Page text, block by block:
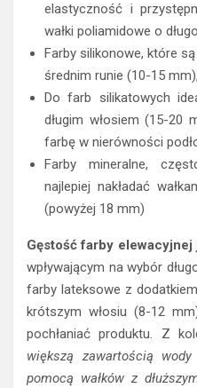
elastyczność i
wałki poliamidowe o
Farby silikonowe, które
średnim runie (10-15
Do farb silikatowych
długim włosiem (15-20
farbę w nierówności
Farby mineralne,
najlepiej nakładać
(powyżej 18 mm)
Gęstość farby
wpływającym na wybór
farby lateksowe z
krótszym włosiu (8-12
pochłaniać produktu. Z
większą zawartością
pomocą wałków z